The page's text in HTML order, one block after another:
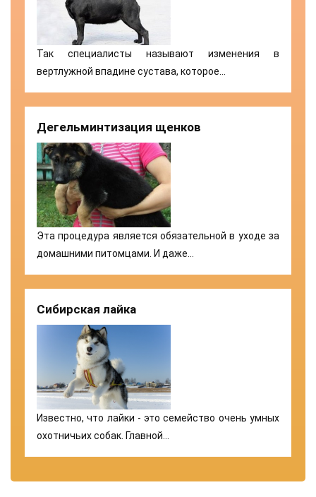
Так специалисты называют изменения в
вертлужной впадине сустава, которое…
Дегельминтизация щенков
Эта процедура является обязательной в уходе за
домашними питомцами. И даже…
Сибирская лайка
Известно, что лайки - это семейство очень умных
охотничьих собак. Главной…